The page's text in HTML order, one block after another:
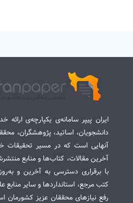
ایران پیپر سامانه‌ی یکپارچه‌ی
دانشجویان، اساتید، پژوهشگران،
آنهایی است که در مسیر تحقیقات
آخرین مقالات، کتاب‌ها و منابع
با برقراری دسترسی به آخرین و
کتب مرجع، استانداردها و سایر
رفع نیازهای محققان عزیز کشورمان